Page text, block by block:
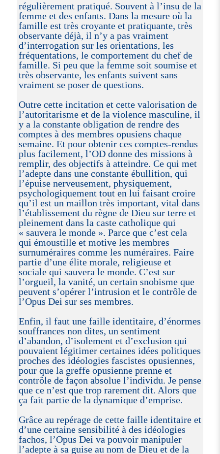
régulièrement pratiqué. Souvent à l’insu de la
femme et des enfants. Dans la mesure où la
famille est très croyante et pratiquante, très
observante déjà, il n’y a pas vraiment
d’interrogation sur les orientations, les
fréquentations, le comportement du chef de
famille. Si peu que la femme soit soumise et
très observante, les enfants suivent sans
vraiment se poser de questions.
Outre cette incitation et cette valorisation de
l’autoritarisme et de la violence masculine, il
y a la constante obligation de rendre des
comptes à des membres opusiens chaque
semaine. Et pour obtenir ces comptes-rendus
plus facilement, l’OD donne des missions à
remplir, des objectifs à atteindre. Ce qui met
l’adepte dans une constante ébullition, qui
l’épuise nerveusement, physiquement,
psychologiquement tout en lui faisant croire
qu’il est un maillon très important, vital dans
l’établissement du règne de Dieu sur terre et
pleinement dans la caste catholique qui
« sauvera le monde ». Parce que c’est cela
qui émoustille et motive les membres
surnuméraires comme les numéraires. Faire
partie d’une élite morale, religieuse et
sociale qui sauvera le monde. C’est sur
l’orgueil, la vanité, un certain snobisme que
peuvent s’opérer l’intrusion et le contrôle de
l’Opus Dei sur ses membres.
Enfin, il faut une faille identitaire, d’énormes
souffrances non dites, un sentiment
d’abandon, d’isolement et d’exclusion qui
pouvaient légitimer certaines idées politiques
proches des idéologies fascistes opusiennes,
pour que la greffe opusienne prenne et
contrôle de façon absolue l’individu. Je pense
que ce n’est que trop rarement dit. Alors que
ça fait partie de la dynamique d’emprise.
Grâce au repérage de cette faille identitaire et
d’une certaine sensibilité à des idéologies
fachos, l’Opus Dei va pouvoir manipuler
l’adepte à sa guise au nom de Dieu et de la